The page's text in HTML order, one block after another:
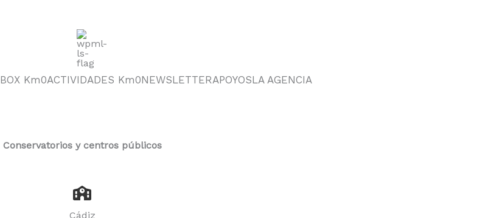
BOX Km0ACTIVIDADES Km0NEWSLETTERAPOYOSLA AGENCIA
Conservatorios y centros públicos
Cádiz